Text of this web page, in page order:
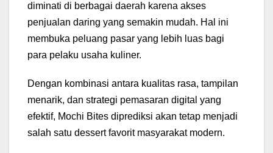
diminati di berbagai daerah karena akses
penjualan daring yang semakin mudah. Hal ini
membuka peluang pasar yang lebih luas bagi
para pelaku usaha kuliner.
Dengan kombinasi antara kualitas rasa, tampilan
menarik, dan strategi pemasaran digital yang
efektif, Mochi Bites diprediksi akan tetap menjadi
salah satu dessert favorit masyarakat modern.